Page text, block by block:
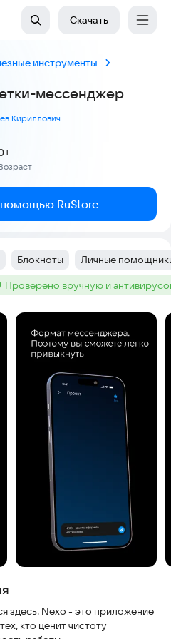
Скачать
инструменты
мессенджер
Кириллович
помощью RuStore
Тег:
Блокноты Тег:
Личные
:Проверено вручную и
здесь. Nexo - это приложение
кто ценит чистоту